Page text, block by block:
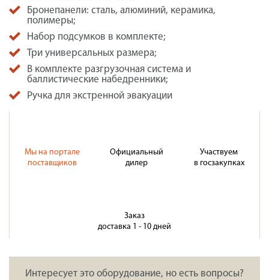
Бронепанели: сталь, алюминий, керамика,
полимеры;
Набор подсумков в комплекте;
Три универсальных размера;
В комплекте разгрузочная система и
баллистические набедренники;
Ручка для экстренной эвакуации
Мы на портале
поставщиков
Официальный
дилер
Участвуем
в госзакупках
Заказ
доставка 1 - 10 дней
Интересует это оборудование, но есть вопросы?